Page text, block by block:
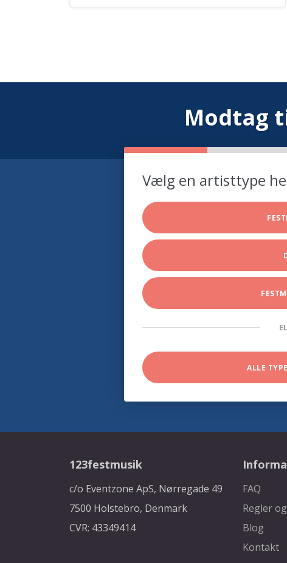
Modtag
Vælg en artisttype
ALLE
123festmusik
c/o Eventzone ApS, Nørregade 49
7500 Holstebro, Denmark
CVR: 43349414
FAQ
Regler
Blog
Kontakt